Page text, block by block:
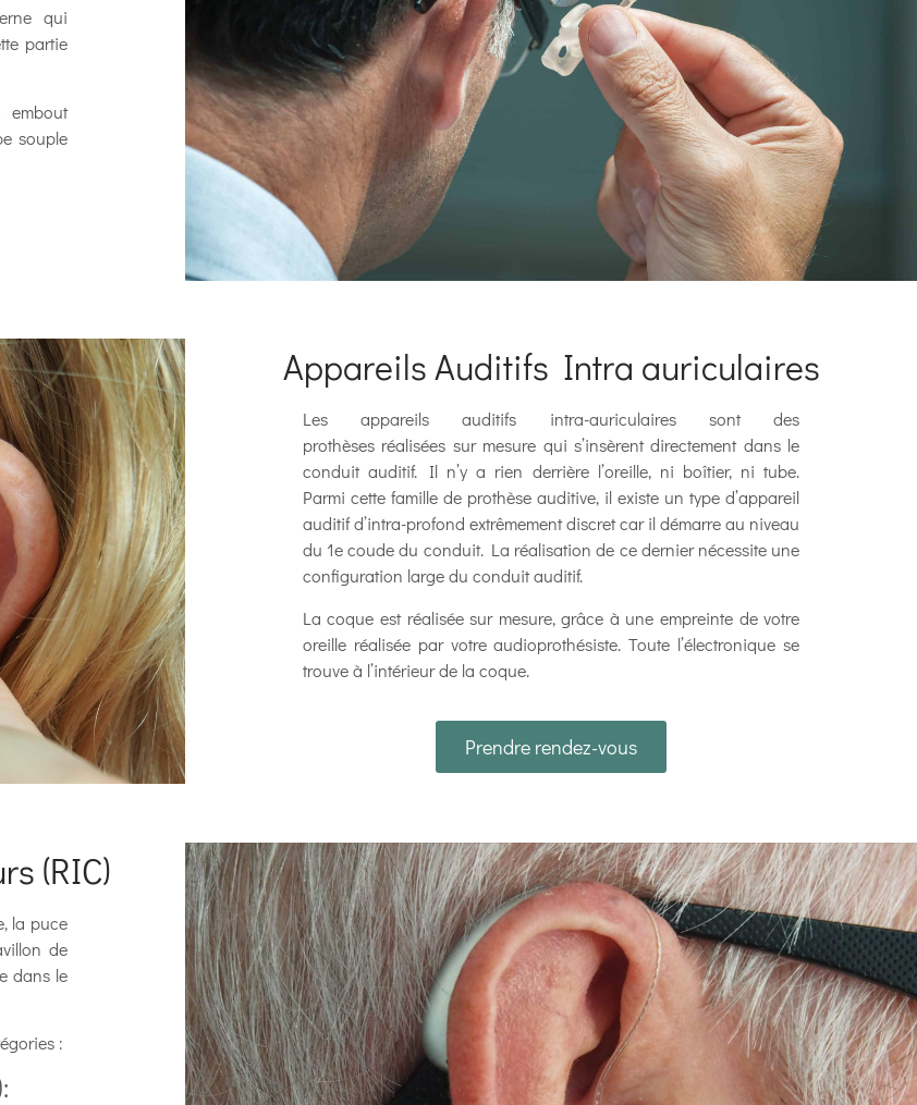
qui
partie
embout
souple
Appareils Auditifs Intra auriculaires
Les appareils auditifs intra-auriculaires sont des
prothèses réalisées sur mesure qui s’insèrent directement dans le
conduit auditif. Il n’y a rien derrière l’oreille, ni boîtier, ni tube.
Parmi cette famille de prothèse auditive, il existe un type d’appareil
auditif d’intra-profond extrêmement discret car il démarre au niveau
du 1e coude du conduit. La réalisation de ce dernier nécessite une
configuration large du conduit auditif.
La coque est réalisée sur mesure, grâce à une empreinte de votre
oreille réalisée par votre audioprothésiste. Toute l’électronique se
trouve à l’intérieur de la coque.
Prendre rendez-vous
(RIC)
la puce
de
dans le
: